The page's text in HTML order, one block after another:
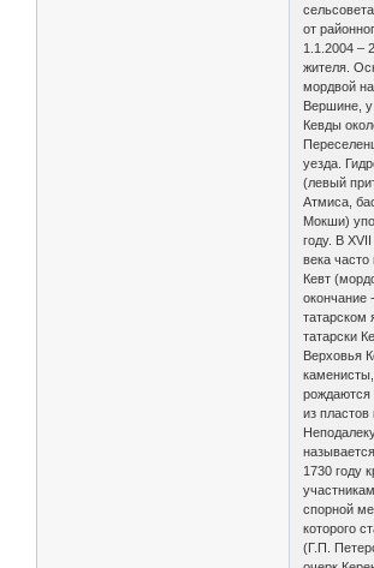
от
1.1.2004 –
жителя.
мордвой
Вершине, у
Кевды
уезда.
(левый
Атмиса,
Мокши)
году. В
века часто
Кевт
окончание
татарском
татарски
Верховья
рождаются
из пластов
1730 году
спорной
которого
(Г.П.